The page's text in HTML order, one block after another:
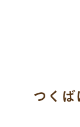
つくば